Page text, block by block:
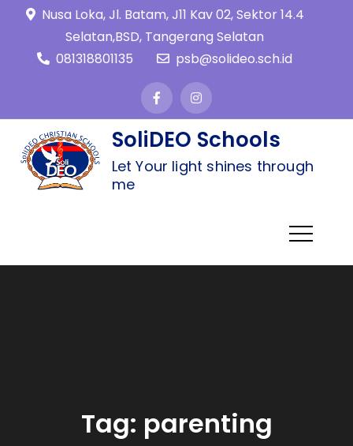
Nusa Loka, Jl. Batam, J11 Kav 02, Sektor 14.4
Selatan,BSD, Tangerang Selatan
081318801135
psb@solideo.sch.id
SoliDEO Schools
Let Your light shines through
me
Tag: parenting